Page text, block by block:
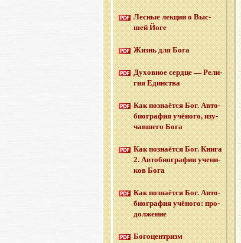
Лес­ные лек­ции о Выс­
шей Йоге
Жизнь для Бога
Ду­хов­ное серд­це — Ре­ли­
гия Един­ства
Как по­зна­ёт­ся Бог. Ав­то­
био­гра­фия учё­но­го, изу­
чав­ше­го Бога
Как по­зна­ёт­ся Бог. Книга
2. Ав­то­био­гра­фии уче­ни­
ков Бога
Как по­зна­ёт­ся Бог. Ав­то­
био­гра­фия учё­но­го: про­
дол­же­ние
Бо­го­цен­тризм